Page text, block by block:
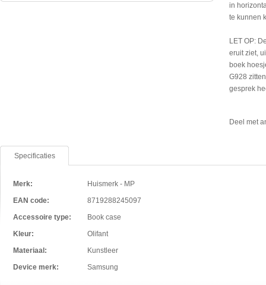
in
te kunnen
LET OP:
eruit ziet,
boek
G928
gesprek
Deel met
Specificaties
Merk:
Huismerk - MP
EAN code:
8719288245097
Accessoire type:
Book case
Kleur:
Olifant
Materiaal:
Kunstleer
Device merk:
Samsung